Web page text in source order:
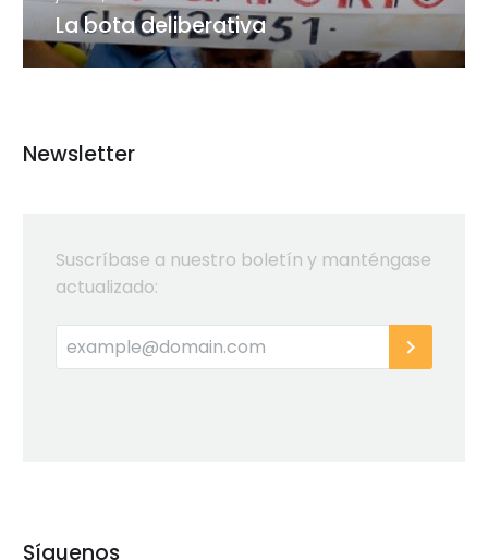
La bota deliberativa
Newsletter
Suscríbase a nuestro boletín y manténgase
actualizado:
Síguenos